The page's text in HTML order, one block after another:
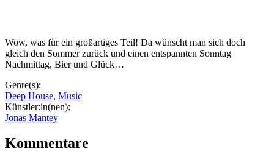
Wow, was für ein großartiges Teil! Da wünscht man sich doch
gleich den Sommer zurück und einen entspannten Sonntag
Nachmittag, Bier und Glück…
Genre(s):
Deep House, Music
Künstler:in(nen):
Jonas Mantey
Kommentare